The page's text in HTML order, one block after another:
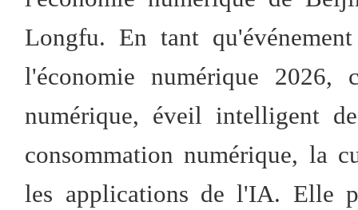
Longfu. En tant
l'économie numérique
numérique, éveil intelligent
consommation numérique, la
les applications de l'IA. Elle